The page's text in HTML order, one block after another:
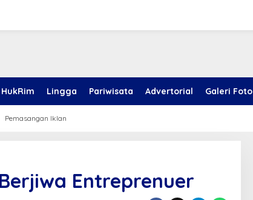
HukRim Lingga Pariwisata Advertorial Galeri Foto
Pemasangan Iklan
Entreprenuer